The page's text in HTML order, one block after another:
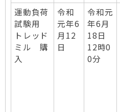
運動負荷
試験用
トレッド
ミル 購
入
令和
元年6
月12
日
令和元
年6月
18日
12時0
0分